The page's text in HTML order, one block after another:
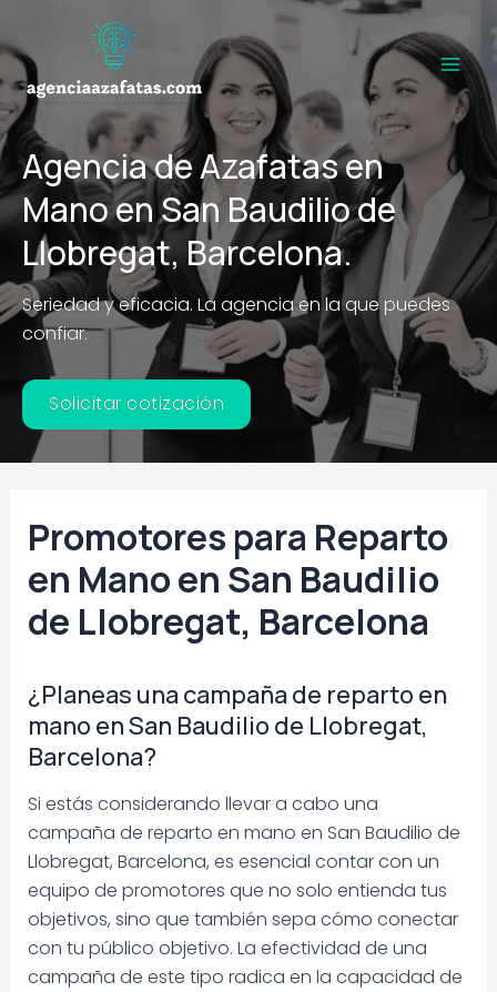
al
contenido
Main
Agencia de Azafatas en
Mano en San Baudilio de
Llobregat, Barcelona.
Seriedad y eficacia. La agencia en la que puedes
confiar.
Solicitar cotización
Promotores para Reparto
en Mano en San Baudilio
de Llobregat, Barcelona
¿Planeas una campaña de reparto en
mano en San Baudilio de Llobregat,
Barcelona?
Si estás considerando llevar a cabo una
campaña de reparto en mano en San Baudilio de
Llobregat, Barcelona, es esencial contar con un
equipo de promotores que no solo entienda tus
objetivos, sino que también sepa cómo conectar
con tu público objetivo. La efectividad de una
campaña de este tipo radica en la capacidad de